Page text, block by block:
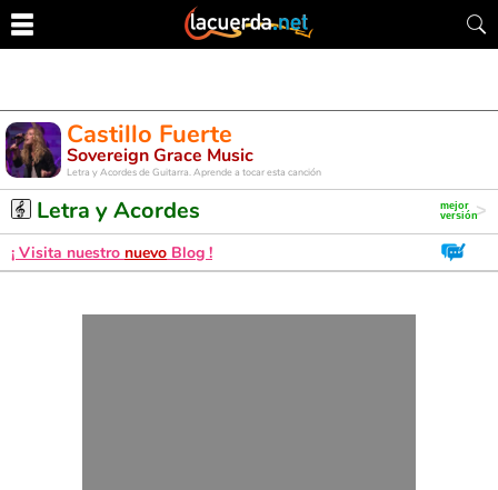
Castillo Fuerte
Sovereign Grace Music
Letra y Acordes de Guitarra. Aprende a tocar esta canción
Letra y Acordes
¡ Visita nuestro nuevo Blog !